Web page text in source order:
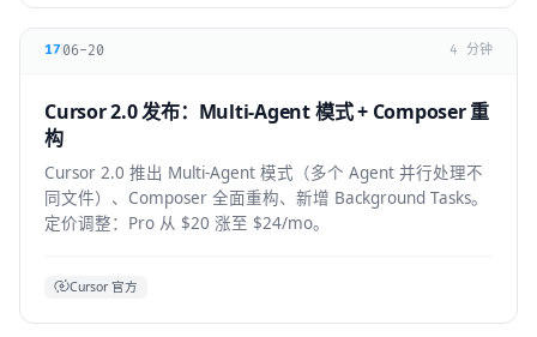
17 06-20 4 分钟
Cursor 2.0 发布：Multi-Agent 模式 + Composer 重
构
Cursor 2.0 推出 Multi-Agent 模式（多个 Agent 并行处理不
同文件）、Composer 全面重构、新增 Background Tasks。
定价调整：Pro 从 $20 涨至 $24/mo。
Cursor 官方